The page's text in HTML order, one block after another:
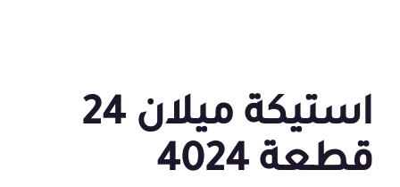
استيكة ميلان 24
قطعة 4024